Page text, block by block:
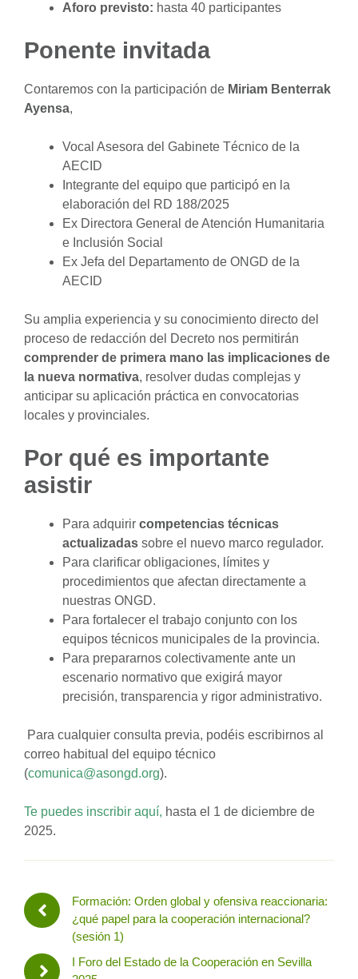
Aforo previsto: hasta 40 participantes
Ponente invitada
Contaremos con la participación de Miriam Benterrak
Ayensa,
Vocal Asesora del Gabinete Técnico de la
AECID
Integrante del equipo que participó en la
elaboración del RD 188/2025
Ex Directora General de Atención Humanitaria
e Inclusión Social
Ex Jefa del Departamento de ONGD de la
AECID
Su amplia experiencia y su conocimiento directo del
proceso de redacción del Decreto nos permitirán
comprender de primera mano las implicaciones de
la nueva normativa, resolver dudas complejas y
anticipar su aplicación práctica en convocatorias
locales y provinciales.
Por qué es importante
asistir
Para adquirir competencias técnicas
actualizadas sobre el nuevo marco regulador.
Para clarificar obligaciones, límites y
procedimientos que afectan directamente a
nuestras ONGD.
Para fortalecer el trabajo conjunto con los
equipos técnicos municipales de la provincia.
Para prepararnos colectivamente ante un
escenario normativo que exigirá mayor
precisión, transparencia y rigor administrativo.
Para cualquier consulta previa, podéis escribirnos al
correo habitual del equipo técnico
(comunica@asongd.org).
Te puedes inscribir aquí, hasta el 1 de diciembre de
2025.
Formación: Orden global y ofensiva reaccionaria:
¿qué papel para la cooperación internacional?
(sesión 1)
I Foro del Estado de la Cooperación en Sevilla